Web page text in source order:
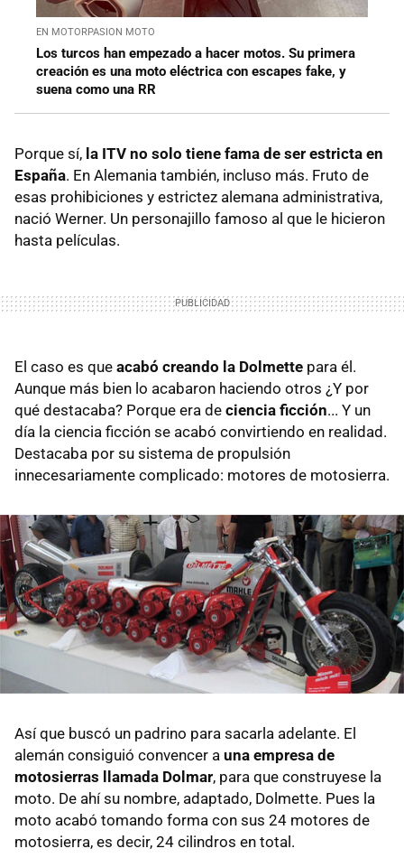
EN MOTORPASION MOTO
Los turcos han empezado a hacer motos. Su primera
creación es una moto eléctrica con escapes fake, y
suena como una RR
Porque sí, la ITV no solo tiene fama de ser estricta en
España. En Alemania también, incluso más. Fruto de
esas prohibiciones y estrictez alemana administrativa,
nació Werner. Un personajillo famoso al que le hicieron
hasta películas.
El caso es que acabó creando la Dolmette para él.
Aunque más bien lo acabaron haciendo otros ¿Y por
qué destacaba? Porque era de ciencia ficción... Y un
día la ciencia ficción se acabó convirtiendo en realidad.
Destacaba por su sistema de propulsión
innecesariamente complicado: motores de motosierra.
Así que buscó un padrino para sacarla adelante. El
alemán consiguió convencer a una empresa de
motosierras llamada Dolmar, para que construyese la
moto. De ahí su nombre, adaptado, Dolmette. Pues la
moto acabó tomando forma con sus 24 motores de
motosierra, es decir, 24 cilindros en total.